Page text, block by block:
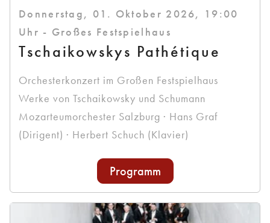
Donnerstag, 01. Oktober 2026, 19:00
Uhr - Großes Festspielhaus
Tschaikowskys Pathétique
Orchesterkonzert im Großen Festspielhaus
Werke von Tschaikowsky und Schumann
Mozarteumorchester Salzburg · Hans Graf
(Dirigent) · Herbert Schuch (Klavier)
Programm